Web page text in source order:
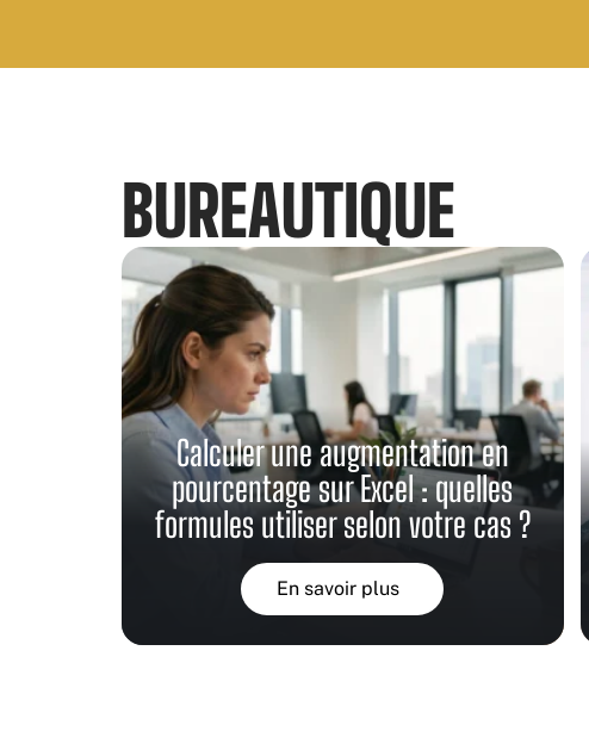
BUREAUTIQUE
Calculer une augmentation en
pourcentage sur Excel : quelles
formules utiliser selon votre cas ?
En savoir plus